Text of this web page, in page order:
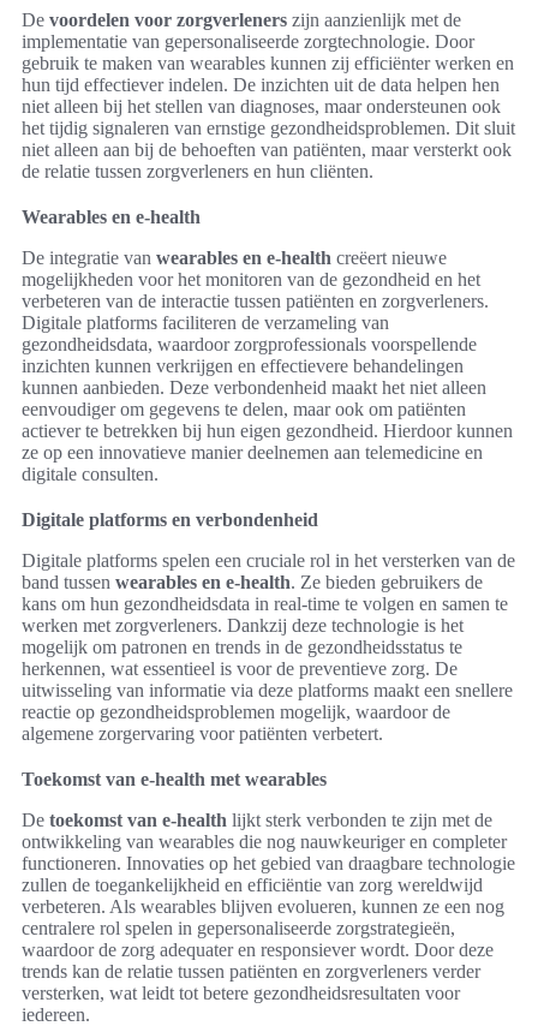
De voordelen voor zorgverleners zijn aanzienlijk met de
implementatie van gepersonaliseerde zorgtechnologie. Door
gebruik te maken van wearables kunnen zij efficiënter werken en
hun tijd effectiever indelen. De inzichten uit de data helpen hen
niet alleen bij het stellen van diagnoses, maar ondersteunen ook
het tijdig signaleren van ernstige gezondheidsproblemen. Dit sluit
niet alleen aan bij de behoeften van patiënten, maar versterkt ook
de relatie tussen zorgverleners en hun cliënten.
Wearables en e-health
De integratie van wearables en e-health creëert nieuwe
mogelijkheden voor het monitoren van de gezondheid en het
verbeteren van de interactie tussen patiënten en zorgverleners.
Digitale platforms faciliteren de verzameling van
gezondheidsdata, waardoor zorgprofessionals voorspellende
inzichten kunnen verkrijgen en effectievere behandelingen
kunnen aanbieden. Deze verbondenheid maakt het niet alleen
eenvoudiger om gegevens te delen, maar ook om patiënten
actiever te betrekken bij hun eigen gezondheid. Hierdoor kunnen
ze op een innovatieve manier deelnemen aan telemedicine en
digitale consulten.
Digitale platforms en verbondenheid
Digitale platforms spelen een cruciale rol in het versterken van de
band tussen wearables en e-health. Ze bieden gebruikers de
kans om hun gezondheidsdata in real-time te volgen en samen te
werken met zorgverleners. Dankzij deze technologie is het
mogelijk om patronen en trends in de gezondheidsstatus te
herkennen, wat essentieel is voor de preventieve zorg. De
uitwisseling van informatie via deze platforms maakt een snellere
reactie op gezondheidsproblemen mogelijk, waardoor de
algemene zorgervaring voor patiënten verbetert.
Toekomst van e-health met wearables
De toekomst van e-health lijkt sterk verbonden te zijn met de
ontwikkeling van wearables die nog nauwkeuriger en completer
functioneren. Innovaties op het gebied van draagbare technologie
zullen de toegankelijkheid en efficiëntie van zorg wereldwijd
verbeteren. Als wearables blijven evolueren, kunnen ze een nog
centralere rol spelen in gepersonaliseerde zorgstrategieën,
waardoor de zorg adequater en responsiever wordt. Door deze
trends kan de relatie tussen patiënten en zorgverleners verder
versterken, wat leidt tot betere gezondheidsresultaten voor
iedereen.